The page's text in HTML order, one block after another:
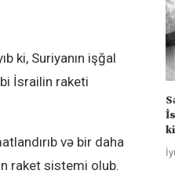
ki, Suriyanın işğal
İsrailin raketi
və bir daha
raket sistemi olub.